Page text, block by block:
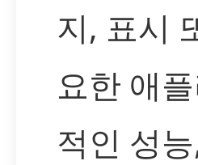
지, 표시
요한 애
적인 성